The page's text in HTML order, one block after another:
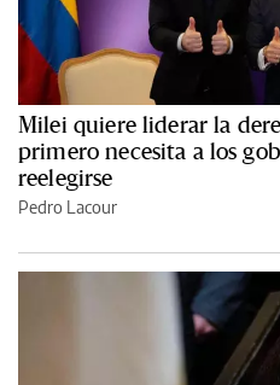
Milei quiere liderar la
primero necesita a los
reelegirse
Pedro Lacour